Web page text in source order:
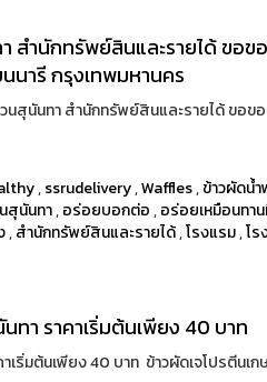
สำนักทรัพย์สินและรายได้ ขอข
นารี กรุงเทพมหานคร
นสุนันทา สำนักทรัพย์สินและรายได้ ขอข
,ssrudelivery,Waffles,ข้าวผัดน้
สุนันทา,อร่อยบอกต่อ,อร่อยเหมือนทา
,สำนักทรัพย์สินและรายได้,โรงแรม,โ
ทา ราคาเริ่มต้นเพียง 40 บาท
เริ่มต้นเพียง 40 บาท ข้าวผัดเจโปรตีนเก